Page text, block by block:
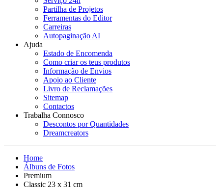
Partilha de Projetos
Ferramentas do Editor
Carreiras
Autopaginação AI
Ajuda
Estado de Encomenda
Como criar os teus produtos
Informação de Envios
Apoio ao Cliente
Livro de Reclamações
Sitemap
Contactos
Trabalha Connosco
Descontos por Quantidades
Dreamcreators
Home
Álbuns de Fotos
Premium
Classic 23 x 31 cm